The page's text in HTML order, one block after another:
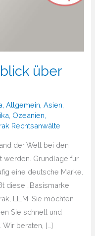
über
,Allgemein ,Asien
Ozeanien
Rechtsanwälte
der Welt bei den
werden. Grundlage für
eine deutsche Marke.
diese „Basismarke“.
LL.M. Sie möchten
Sie schnell und
beraten, […]